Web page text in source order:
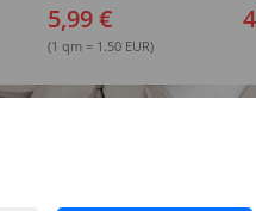
5,99 €
(1 qm = 1.50 EUR)